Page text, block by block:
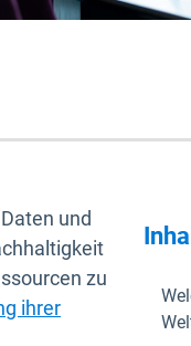
und
zu
ihrer